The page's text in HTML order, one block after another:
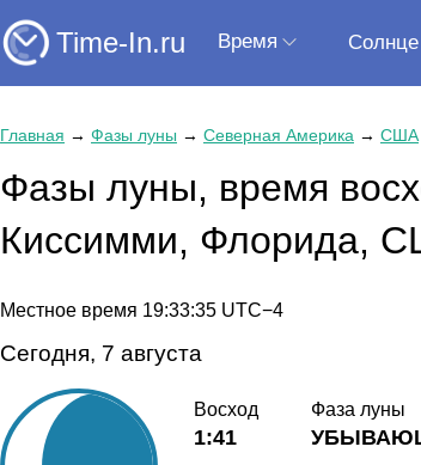
Time-In.ru Время Солнце
Главная → Фазы луны → Северная Америка → США
Фазы луны, время
Киссимми, Флорида,
Местное время 19:33:35 UTC−4
Сегодня, 7 августа
Восход
1:41
Фаза луны